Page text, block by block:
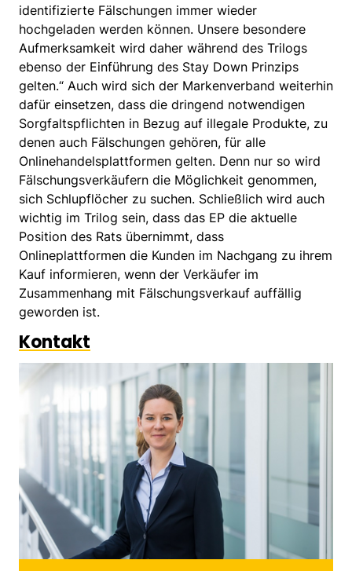
identifizierte Fälschungen immer wieder
hochgeladen werden können. Unsere besondere
Aufmerksamkeit wird daher während des Trilogs
ebenso der Einführung des Stay Down Prinzips
gelten.“ Auch wird sich der Markenverband weiterhin
dafür einsetzen, dass die dringend notwendigen
Sorgfaltspflichten in Bezug auf illegale Produkte, zu
denen auch Fälschungen gehören, für alle
Onlinehandelsplattformen gelten. Denn nur so wird
Fälschungsverkäufern die Möglichkeit genommen,
sich Schlupflöcher zu suchen. Schließlich wird auch
wichtig im Trilog sein, dass das EP die aktuelle
Position des Rats übernimmt, dass
Onlineplattformen die Kunden im Nachgang zu ihrem
Kauf informieren, wenn der Verkäufer im
Zusammenhang mit Fälschungsverkauf auffällig
geworden ist.
Kontakt